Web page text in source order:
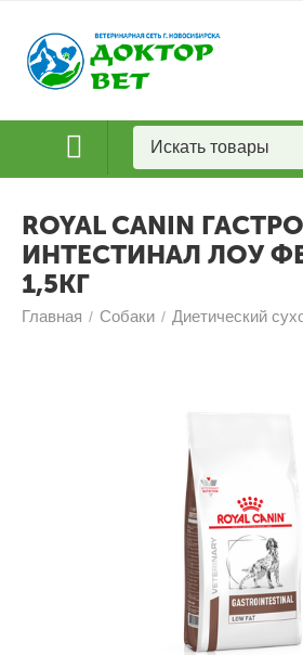
ROYAL CANIN
ИНТЕСТИНАЛ ЛОУ
1,5КГ
Главная / Собаки / Диетический